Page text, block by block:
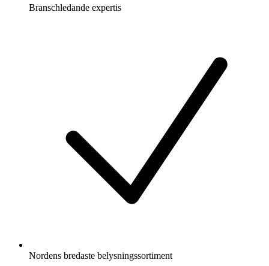
Branschledande expertis
Nordens bredaste belysningssortiment